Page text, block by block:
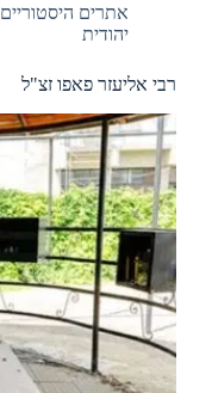
אתרים היסטוריים
יהודית
רבי אליעזר פאפו זצ"ל